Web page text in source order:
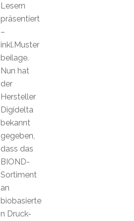
Lesern
präsentiert
–
inkl.Muster
beilage.
Nun hat
der
Hersteller
Digidelta
bekannt
gegeben,
dass das
BIOND-
Sortiment
an
biobasierte
n Druck-